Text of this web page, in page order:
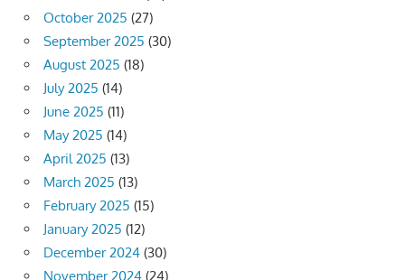
October 2025 (27)
September 2025 (30)
August 2025 (18)
July 2025 (14)
June 2025 (11)
May 2025 (14)
April 2025 (13)
March 2025 (13)
February 2025 (15)
January 2025 (12)
December 2024 (30)
November 2024 (24)